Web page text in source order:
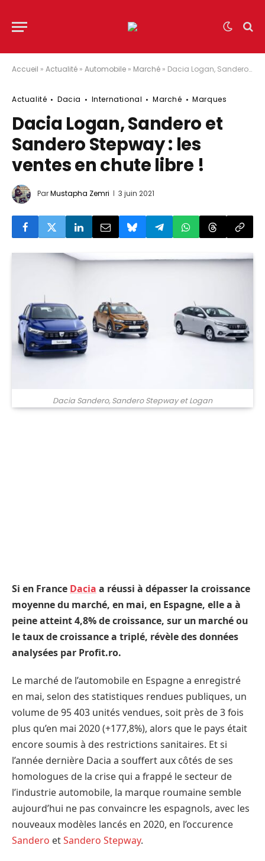
Accueil » Actualité » Automobile » Marché » Dacia Logan, Sandero et Sandero Stepway : les ventes en chute libre !
Actualité Dacia International Marché Marques
Dacia Logan, Sandero et
Sandero Stepway : les
ventes en chute libre !
ParMustapha Zemri 3 juin 2021
Dacia Sandero, Sandero Stepway et Logan
Si en France Dacia a réussi à dépasser la croissance
moyenne du marché, en mai, en Espagne, elle a à
peine atteint 4,8% de croissance, sur un marché ou
le taux de croissance a triplé, révèle des données
analysées par Profit.ro.
Le marché de l’automobile en Espagne a enregistré
en mai, selon des statistiques rendues publiques, un
volume de 95 403 unités vendues, soit près de 3 fois
plus qu’en mai 2020 (+177,8%), alors que le pays était
encore soumis à des restrictions sanitaires. Et si
l’année dernière Dacia a souffert aux côtés de ses
homologues de la crise qui a frappé le secteur de
l’industrie automobile, la marque roumaine semble
aujourd’hui ne pas convaincre les espagnols, avec les
nouveaux modèles lancés en 2020, en l’occurence
Sandero etSandero Stepway.